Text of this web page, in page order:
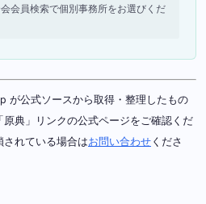
会員検索で個別事務所をお選びくだ
が公式ソースから取得・整理したもの
典」リンクの公式ページをご確認くだ
れている場合はお問い合わせ くださ